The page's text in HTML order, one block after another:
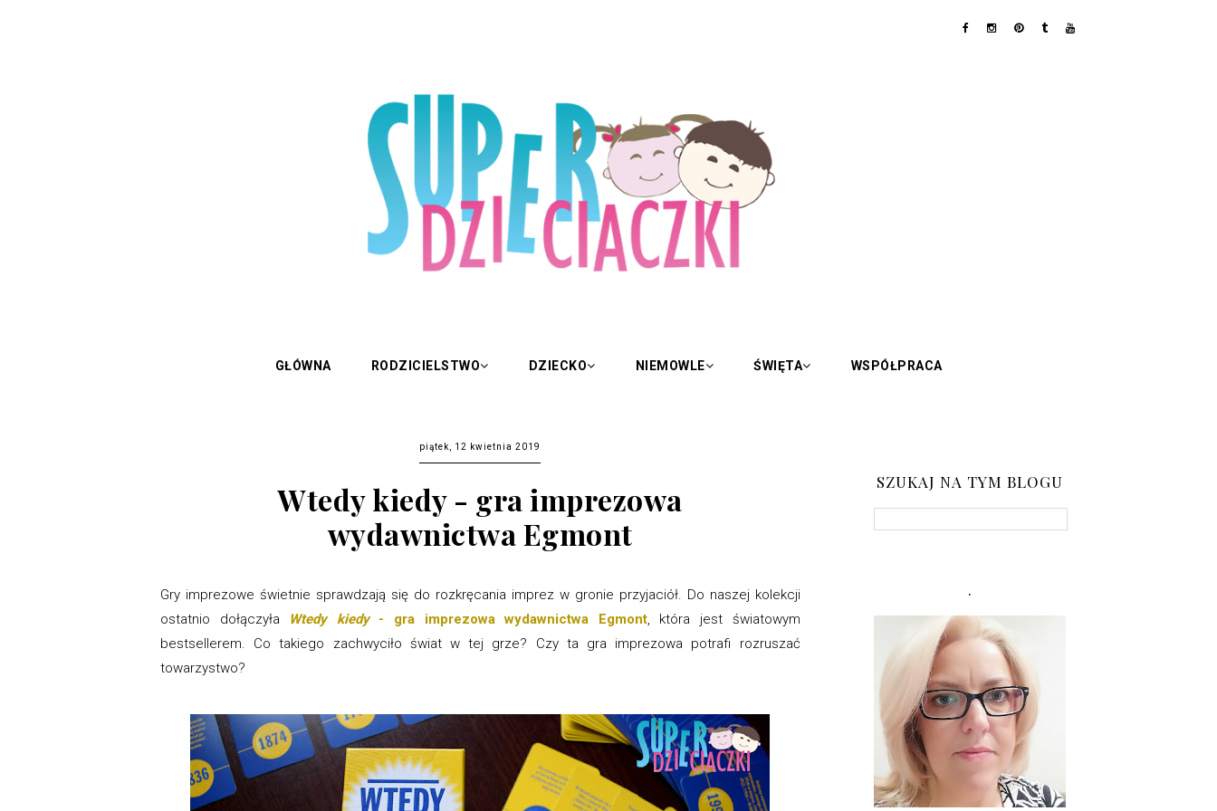
GŁÓWNA RODZICIELSTWO DZIECKO NIEMOWLE ŚWIĘTA WSPÓŁPRACA
piątek, 12 kwietnia 2019
Wtedy kiedy - gra imprezowa
wydawnictwa Egmont
Gry imprezowe świetnie sprawdzają się do rozkręcania imprez w gronie przyjaciół. Do naszej kolekcji
ostatnio dołączyła
Wtedy kiedy- gra imprezowa wydawnictwa Egmont, która jest światowym
bestsellerem. Co takiego zachwyciło świat w tej grze? Czy ta gra imprezowa potrafi rozruszać
towarzystwo?
SZUKAJ NA TYM BLOGU
.